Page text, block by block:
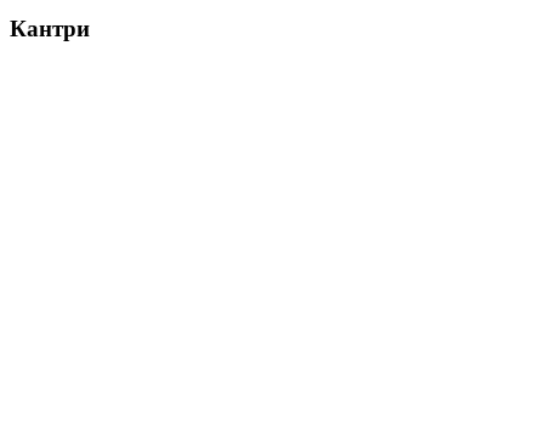
Кантри